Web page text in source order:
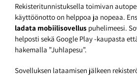
Rekisteritunnistuksella toimivan
käyttöönotto on helppoa ja nopeaa.
ladata mobiilisovellus puhelimeesi.
helposti sekä Google Play -kaupasta
hakemalla ”Juhlapesu”.
Sovelluksen lataamisen jälkeen